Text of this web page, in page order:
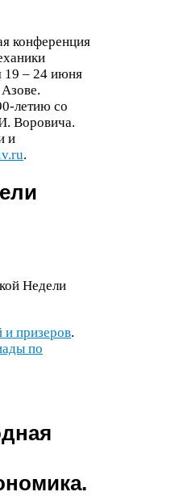
конференция
19 – 24 июня
-​летию со
Воровича.
и
.
Недели
и призеров.
по